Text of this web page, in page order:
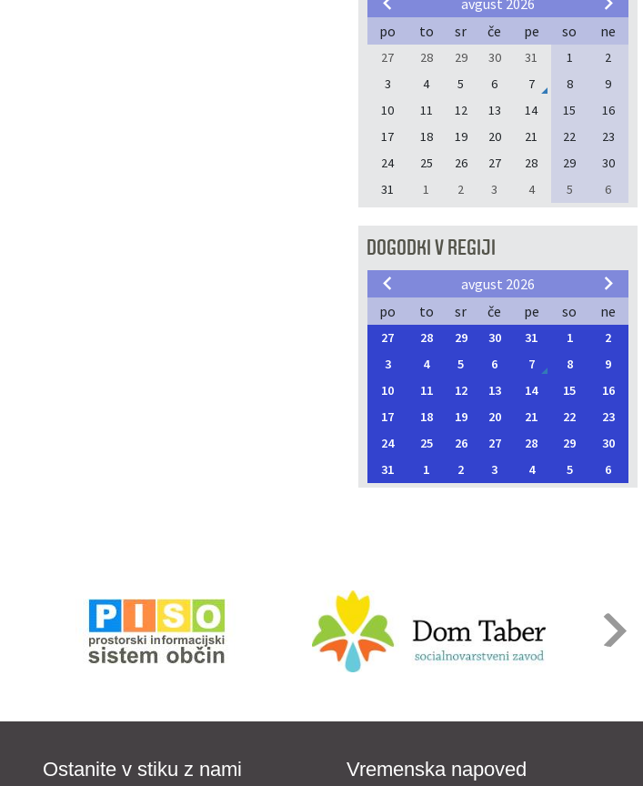
po
to sr če pe so ne
27 28 29 30 31 1
2
3
4 5 6 7 8
9
10
11 12 13 14 15
16
17
18 19 20 21 22
23
24
25 26 27 28 29
30
31
1 2 3 4 5 6
DOGODKI V REGIJI
avgust 2026
po
to sr če pe so ne
27 28 29 30 31 1
2
3
4 5 6 7 8
9
10
11 12 13 14 15
16
17
18 19 20 21 22
23
24
25 26 27 28 29
30
31
1 2 3 4 5 6
Ostanite v stiku z nami Vremenska napoved